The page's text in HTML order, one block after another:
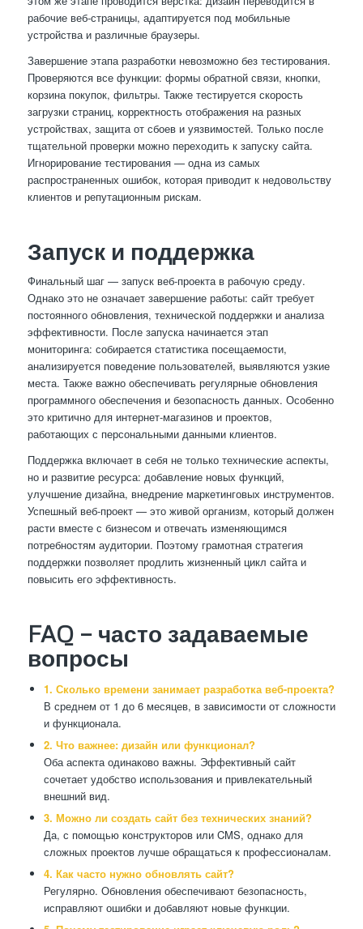
рабочие веб-страницы, адаптируется под мобильные
устройства и различные браузеры.
Завершение этапа разработки невозможно без тестирования.
Проверяются все функции: формы обратной связи, кнопки,
корзина покупок, фильтры. Также тестируется скорость
загрузки страниц, корректность отображения на разных
устройствах, защита от сбоев и уязвимостей. Только после
тщательной проверки можно переходить к запуску сайта.
Игнорирование тестирования — одна из самых
распространенных ошибок, которая приводит к недовольству
клиентов и репутационным рискам.
Запуск и поддержка
Финальный шаг — запуск веб-проекта в рабочую среду.
Однако это не означает завершение работы: сайт требует
постоянного обновления, технической поддержки и анализа
эффективности. После запуска начинается этап
мониторинга: собирается статистика посещаемости,
анализируется поведение пользователей, выявляются узкие
места. Также важно обеспечивать регулярные обновления
программного обеспечения и безопасность данных. Особенно
это критично для интернет-магазинов и проектов,
работающих с персональными данными клиентов.
Поддержка включает в себя не только технические аспекты,
но и развитие ресурса: добавление новых функций,
улучшение дизайна, внедрение маркетинговых инструментов.
Успешный веб-проект — это живой организм, который должен
расти вместе с бизнесом и отвечать изменяющимся
потребностям аудитории. Поэтому грамотная стратегия
поддержки позволяет продлить жизненный цикл сайта и
повысить его эффективность.
FAQ — часто задаваемые
вопросы
1. Сколько времени занимает разработка веб-проекта?
В среднем от 1 до 6 месяцев, в зависимости от сложности
и функционала.
2. Что важнее: дизайн или функционал?
Оба аспекта одинаково важны. Эффективный сайт
сочетает удобство использования и привлекательный
внешний вид.
3. Можно ли создать сайт без технических знаний?
Да, с помощью конструкторов или CMS, однако для
сложных проектов лучше обращаться к профессионалам.
4. Как часто нужно обновлять сайт?
Регулярно. Обновления обеспечивают безопасность,
исправляют ошибки и добавляют новые функции.